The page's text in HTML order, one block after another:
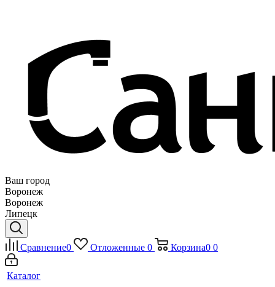
Ваш город
Воронеж
Воронеж
Липецк
Сравнение0 Отложенные 0 Корзина0 0
Каталог